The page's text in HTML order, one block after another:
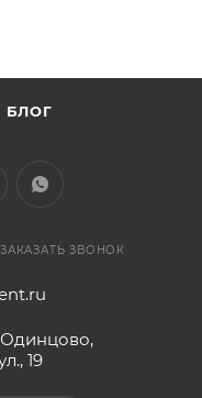
БЛОГ
ЗАКАЗАТЬ ЗВОНОК
19